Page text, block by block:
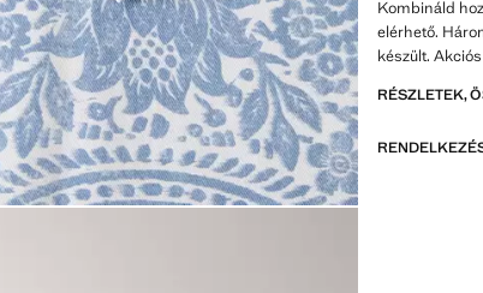
Kombináld
elérhető.
készült.
RÉSZLETEK,